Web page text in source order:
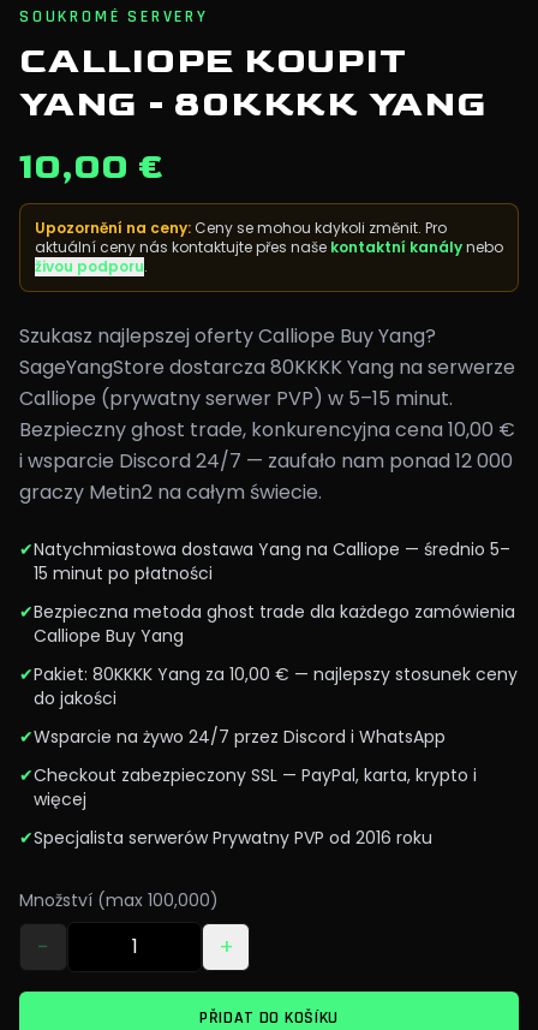
SOUKROMÉ SERVERY
CALLIOPE KOUPIT
YANG - 80KKKK YANG
10,00 €
Upozornění na ceny: Ceny se mohou kdykoli změnit. Pro
aktuální ceny nás kontaktujte přes naše kontaktní kanálynebo
živou podporu.
Szukasz najlepszej oferty Calliope Buy Yang?
SageYangStore dostarcza 80KKKK Yang na serwerze
Calliope (prywatny serwer PVP) w 5–15 minut.
Bezpieczny ghost trade, konkurencyjna cena 10,00 €
i wsparcie Discord 24/7 — zaufało nam ponad 12 000
graczy Metin2 na całym świecie.
✔Natychmiastowa dostawa Yang na Calliope — średnio 5–
15 minut po płatności
✔Bezpieczna metoda ghost trade dla każdego zamówienia
Calliope Buy Yang
✔Pakiet: 80KKKK Yang za 10,00 € — najlepszy stosunek ceny
do jakości
✔Wsparcie na żywo 24/7 przez Discord i WhatsApp
✔Checkout zabezpieczony SSL — PayPal, karta, krypto i
więcej
✔Specjalista serwerów Prywatny PVP od 2016 roku
Množství (max 100,000)
− +
PŘIDAT DO KOŠÍKU